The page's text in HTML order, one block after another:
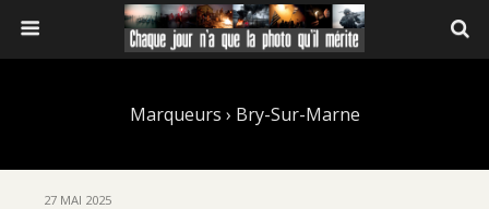
Marqueurs › Bry-Sur-Marne
27 MAI 2025